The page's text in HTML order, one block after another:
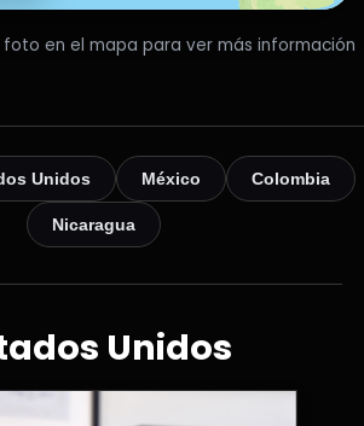
foto en el mapa para ver más información
Unidos México Colombia
Nicaragua
Unidos